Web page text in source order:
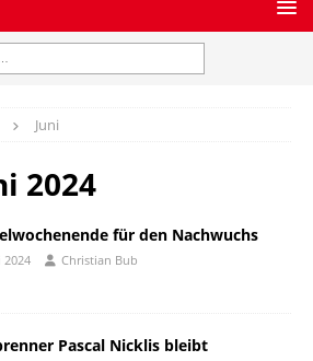
Juni
2024
für den Nachwuchs
2024 Christian Bub
Pascal Nicklis bleibt